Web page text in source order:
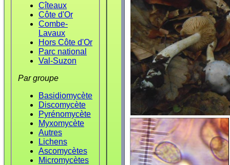
Cîteaux
Côte d'Or
Combe-
Lavaux
Hors Côte d'Or
Parc national
Val-Suzon
Par groupe
Basidiomycète
Discomycète
Pyrénomycète
Myxomycète
Autres
Lichens
Ascomycètes
Micromycètes